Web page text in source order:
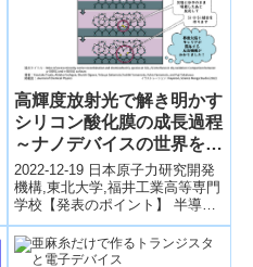
高輝度放射光で解き明かす
シリコン酸化膜の成長過程
～ナノデバイスの世界を支
配する界面欠陥とキャリア
捕獲～
2022-12-19 日本原子力研究開発
機構,東北大学,福井工業高等専門
学校【発表のポイント】 半導体
デバイスの作製には、酸化反応
を制御し、欠陥の少ない良質な
シ...